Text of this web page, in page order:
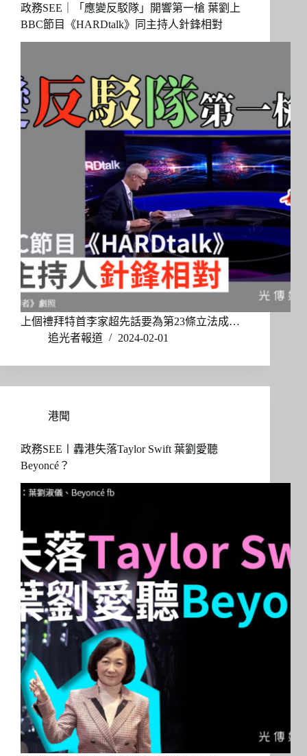
政務SEE｜「應變反駁隊」開響第一槍 葉劉上
BBC節目《HARDtalk》同主持人針鋒相對
上個禮拜特首李家超先話要為第23條立法成…
追光者報道
2024-02-01
港聞
政務SEE〡轟港失落Taylor Swift 葉劉愛聽
Beyoncé？